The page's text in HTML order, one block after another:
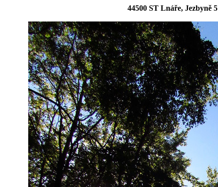
44500 ST Lnáře, Jezbyně